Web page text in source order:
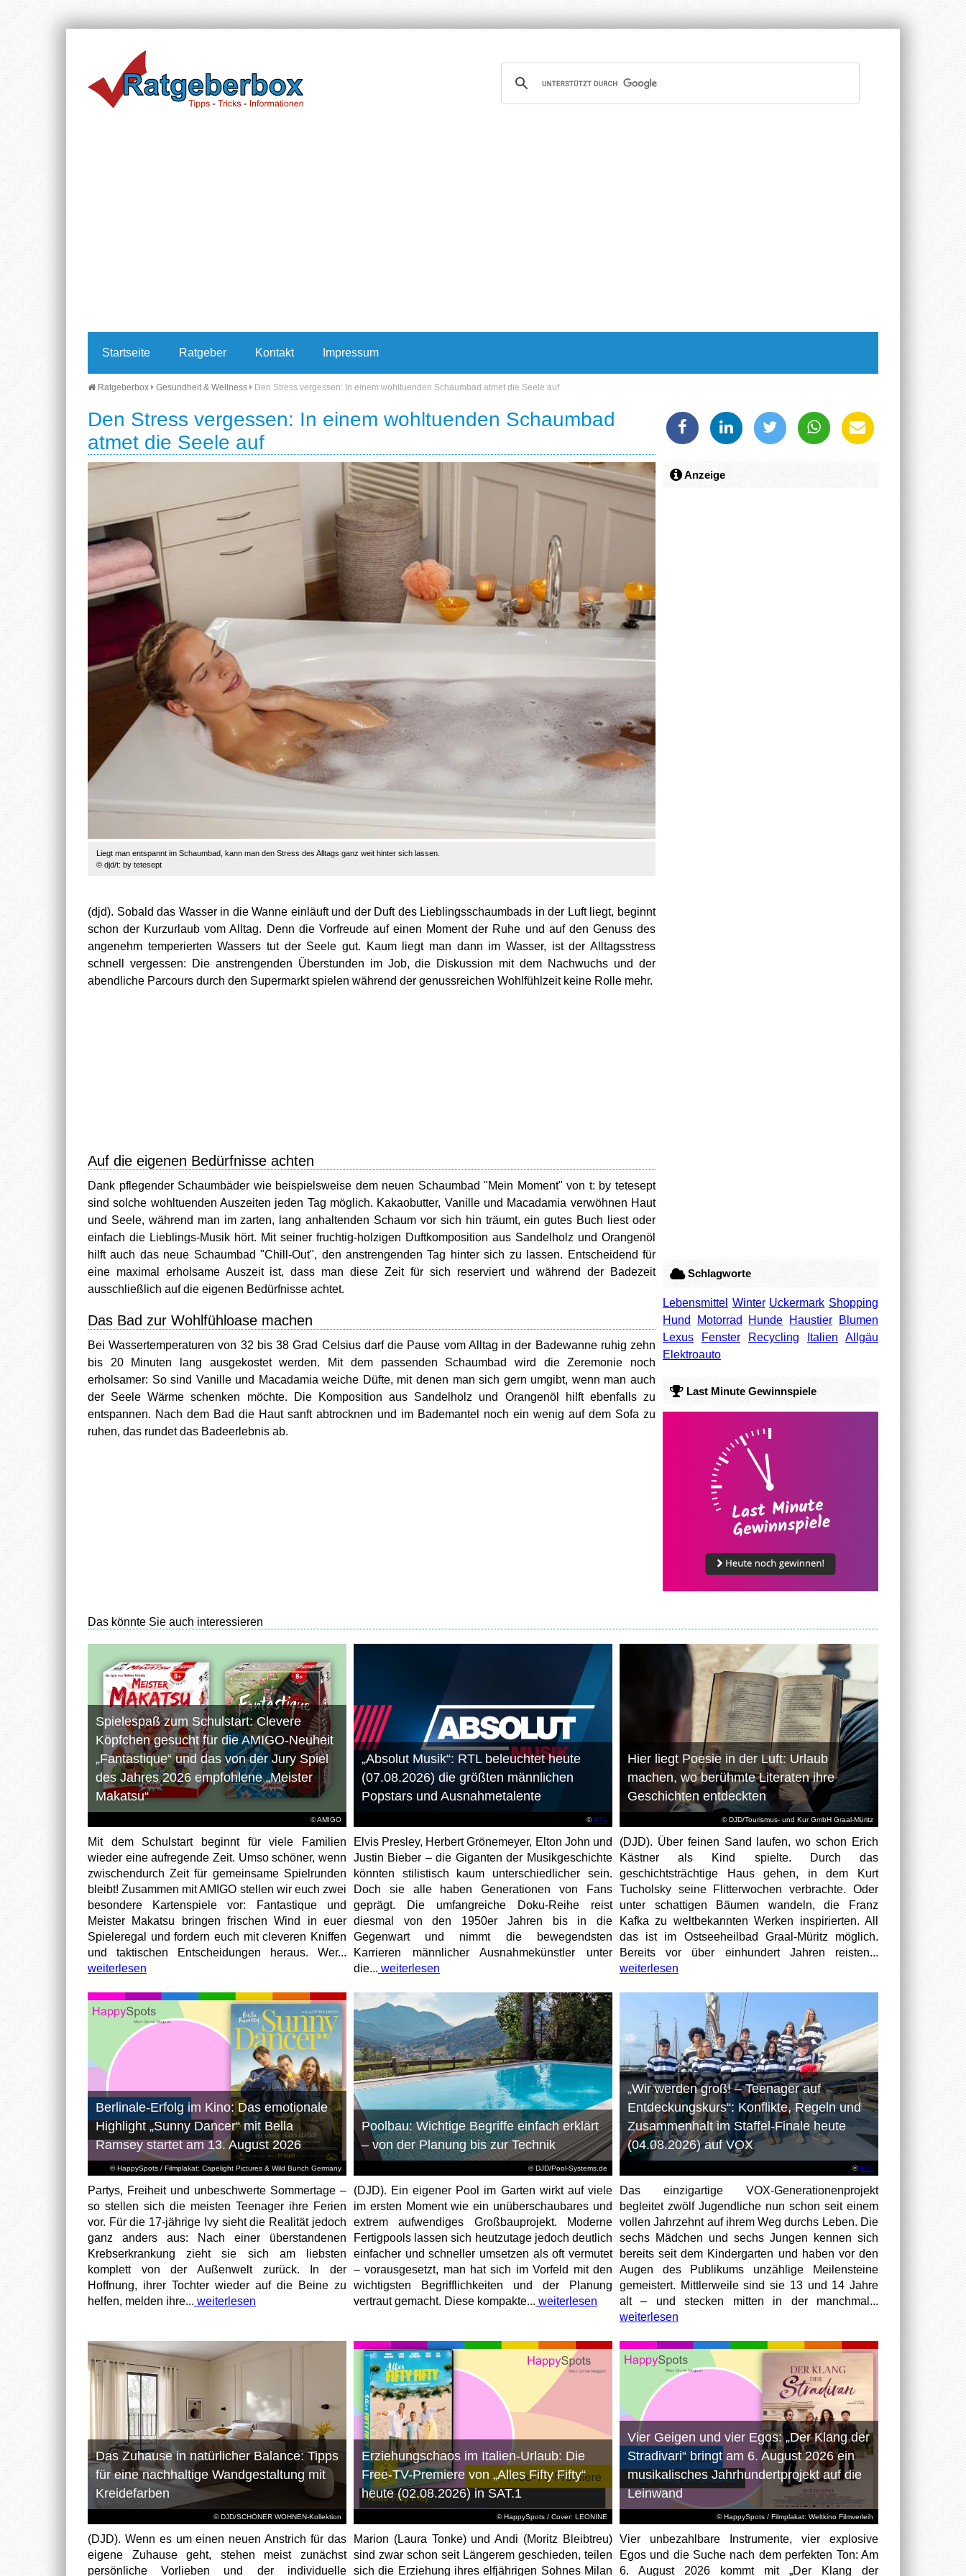
Startseite Ratgeber Kontakt Impressum
Ratgeberbox Gesundheit & Wellness Den Stress vergessen: In einem wohltuenden Schaumbad atmet die Seele auf
Den Stress vergessen: In einem wohltuenden Schaumbad
atmet die Seele auf
Liegt man entspannt im Schaumbad, kann man den Stress des Alltags ganz weit hinter sich lassen.
© djd/t: by tetesept
(djd). Sobald das Wasser in die Wanne einläuft und der Duft des Lieblingsschaumbads in der Luft liegt, beginnt
schon der Kurzurlaub vom Alltag. Denn die Vorfreude auf einen Moment der Ruhe und auf den Genuss des
angenehm temperierten Wassers tut der Seele gut. Kaum liegt man dann im Wasser, ist der Alltagsstress
schnell vergessen: Die anstrengenden Überstunden im Job, die Diskussion mit dem Nachwuchs und der
abendliche Parcours durch den Supermarkt spielen während der genussreichen Wohlfühlzeit keine Rolle mehr.
Auf die eigenen Bedürfnisse achten
Dank pflegender Schaumbäder wie beispielsweise dem neuen Schaumbad "Mein Moment" von t: by tetesept
sind solche wohltuenden Auszeiten jeden Tag möglich. Kakaobutter, Vanille und Macadamia verwöhnen Haut
und Seele, während man im zarten, lang anhaltenden Schaum vor sich hin träumt, ein gutes Buch liest oder
einfach die Lieblings-Musik hört. Mit seiner fruchtig-holzigen Duftkomposition aus Sandelholz und Orangenöl
hilft auch das neue Schaumbad "Chill-Out", den anstrengenden Tag hinter sich zu lassen. Entscheidend für
eine maximal erholsame Auszeit ist, dass man diese Zeit für sich reserviert und während der Badezeit
ausschließlich auf die eigenen Bedürfnisse achtet.
Das Bad zur Wohlfühloase machen
Bei Wassertemperaturen von 32 bis 38 Grad Celsius darf die Pause vom Alltag in der Badewanne ruhig zehn
bis 20 Minuten lang ausgekostet werden. Mit dem passenden Schaumbad wird die Zeremonie noch
erholsamer: So sind Vanille und Macadamia weiche Düfte, mit denen man sich gern umgibt, wenn man auch
der Seele Wärme schenken möchte. Die Komposition aus Sandelholz und Orangenöl hilft ebenfalls zu
entspannen. Nach dem Bad die Haut sanft abtrocknen und im Bademantel noch ein wenig auf dem Sofa zu
ruhen, das rundet das Badeerlebnis ab.
Anzeige
Schlagworte
Lebensmittel Winter Uckermark Shopping
Hund
Motorrad Hunde Haustier
Blumen
Lexus
Fenster Recycling Italien
Allgäu
Elektroauto
Last Minute Gewinnspiele
Das könnte Sie auch interessieren
© AMIGO
Spielespaß zum Schulstart: Clevere
Köpfchen gesucht für die AMIGO-Neuheit
„Fantastique“ und das von der Jury Spiel
des Jahres 2026 empfohlene „Meister
Makatsu“
Mit dem Schulstart beginnt für viele Familien
wieder eine aufregende Zeit. Umso schöner, wenn
zwischendurch Zeit für gemeinsame Spielrunden
bleibt! Zusammen mit AMIGO stellen wir euch zwei
besondere Kartenspiele vor: Fantastique und
Meister Makatsu bringen frischen Wind in euer
Spieleregal und fordern euch mit cleveren Kniffen
und taktischen Entscheidungen heraus. Wer...
weiterlesen
©RTL
„Absolut Musik“: RTL beleuchtet heute
(07.08.2026) die größten männlichen
Popstars und Ausnahmetalente
Elvis Presley, Herbert Grönemeyer, Elton John und
Justin Bieber – die Giganten der Musikgeschichte
könnten stilistisch kaum unterschiedlicher sein.
Doch sie alle haben Generationen von Fans
geprägt. Die umfangreiche Doku-Reihe reist
diesmal von den 1950er Jahren bis in die
Gegenwart und nimmt die bewegendsten
Karrieren männlicher Ausnahmekünstler unter
die... weiterlesen
© DJD/Tourismus- und Kur GmbH Graal-Müritz
Hier liegt Poesie in der Luft: Urlaub
machen, wo berühmte Literaten ihre
Geschichten entdeckten
(DJD). Über feinen Sand laufen, wo schon Erich
Kästner als Kind spielte. Durch das
geschichtsträchtige Haus gehen, in dem Kurt
Tucholsky seine Flitterwochen verbrachte. Oder
unter schattigen Bäumen wandeln, die Franz
Kafka zu weltbekannten Werken inspirierten. All
das ist im Ostseeheilbad Graal-Müritz möglich.
Bereits vor über einhundert Jahren reisten...
weiterlesen
© HappySpots / Filmplakat: Capelight Pictures & Wild Bunch Germany
Berlinale-Erfolg im Kino: Das emotionale
Highlight „Sunny Dancer“ mit Bella
Ramsey startet am 13. August 2026
Partys, Freiheit und unbeschwerte Sommertage –
so stellen sich die meisten Teenager ihre Ferien
vor. Für die 17-jährige Ivy sieht die Realität jedoch
ganz anders aus: Nach einer überstandenen
Krebserkrankung zieht sie sich am liebsten
komplett von der Außenwelt zurück. In der
Hoffnung, ihrer Tochter wieder auf die Beine zu
helfen, melden ihre... weiterlesen
© DJD/Pool-Systems.de
Poolbau: Wichtige Begriffe einfach erklärt
– von der Planung bis zur Technik
(DJD). Ein eigener Pool im Garten wirkt auf viele
im ersten Moment wie ein unüberschaubares und
extrem aufwendiges Großbauprojekt. Moderne
Fertigpools lassen sich heutzutage jedoch deutlich
einfacher und schneller umsetzen als oft vermutet
– vorausgesetzt, man hat sich im Vorfeld mit den
wichtigsten Begrifflichkeiten und der Planung
vertraut gemacht. Diese kompakte... weiterlesen
©RTL
„Wir werden groß! – Teenager auf
Entdeckungskurs“: Konflikte, Regeln und
Zusammenhalt im Staffel-Finale heute
(04.08.2026) auf VOX
Das einzigartige VOX-Generationenprojekt
begleitet zwölf Jugendliche nun schon seit einem
vollen Jahrzehnt auf ihrem Weg durchs Leben. Die
sechs Mädchen und sechs Jungen kennen sich
bereits seit dem Kindergarten und haben vor den
Augen des Publikums unzählige Meilensteine
gemeistert. Mittlerweile sind sie 13 und 14 Jahre
alt – und stecken mitten in der manchmal...
weiterlesen
© DJD/SCHÖNER WOHNEN-Kollektion
Das Zuhause in natürlicher Balance: Tipps
für eine nachhaltige Wandgestaltung mit
Kreidefarben
(DJD). Wenn es um einen neuen Anstrich für das
eigene Zuhause geht, stehen meist zunächst
persönliche Vorlieben und der individuelle
© HappySpots / Cover: LEONINE
Erziehungschaos im Italien-Urlaub: Die
Free-TV-Premiere von „Alles Fifty Fifty“
heute (02.08.2026) in SAT.1
Marion (Laura Tonke) und Andi (Moritz Bleibtreu)
sind zwar schon seit Längerem geschieden, teilen
sich die Erziehung ihres elfjährigen Sohnes Milan
© HappySpots / Filmplakat: Weltkino Filmverleih
Vier Geigen und vier Egos: „Der Klang der
Stradivari“ bringt am 6. August 2026 ein
musikalisches Jahrhundertprojekt auf die
Leinwand
Vier unbezahlbare Instrumente, vier explosive
Egos und die Suche nach dem perfekten Ton: Am
6. August 2026 kommt mit „Der Klang der